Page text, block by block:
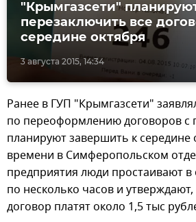
3 августа 2015, 14:34
"Крымгазсети"
перезаключить все
середине октября
Ранее в ГУП "Крымгазсети"
по переоформлению договоров с
планируют завершить к середине
времени в Симферопольском
предприятия люди простаивают в
по несколько часов и
договор платят около 1,5 тыс